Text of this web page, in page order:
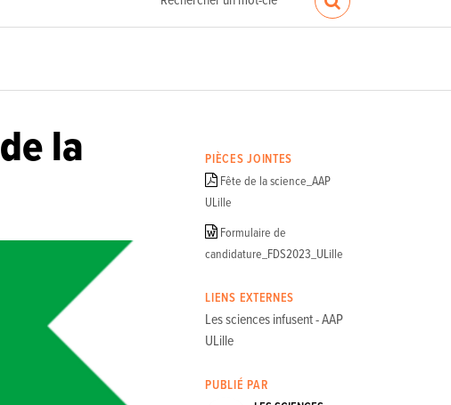
la
PIÈCES JOINTES
Fête de la science_AAP
ULille
Formulaire de
candidature_FDS2023_ULille
LIENS EXTERNES
Les sciences infusent - AAP
ULille
PUBLIÉ PAR